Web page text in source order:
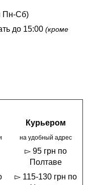
Пн-Сб)
до 15:00 (кроме
Курьером
на удобный адрес
▻ 95 грн по
Полтаве
▻ 115-130 грн по